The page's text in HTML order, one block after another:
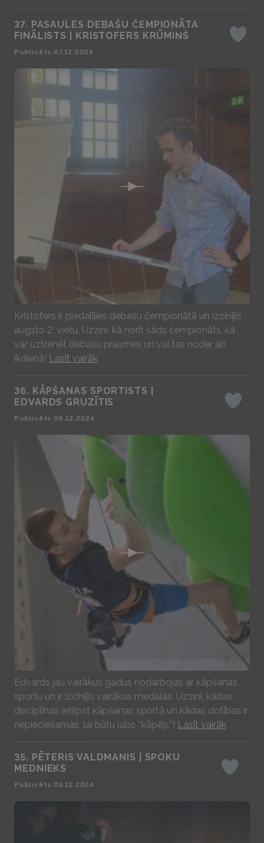
Play
Kristofers ir piedalījies debašu čempionātā un izcīnījis
augsto 2. vietu. Uzzini, kā norit šāds čempionāts, kā
var uztrenēt debašu prasmes un vai tas noder arī
ikdienā! Lasīt vairāk
37. PASAULES DEBAŠU ČEMPIONĀTA
FINĀLISTS | KRISTOFERS KRŪMIŅŠ
Publicēts 07.12.2024
Play
Edvards jau vairākus gadus nodarbojas ar kāpšanas
sportu un ir izcīnījis vairākas medaļas. Uzzini, kādas
disciplīnas ietilpst kāpšanas sportā un kādas dotības ir
nepieciešamas, lai būtu labs ''kāpējs''! Lasīt vairāk
36. KĀPŠANAS SPORTISTS |
EDVARDS GRUZĪTIS
Publicēts 06.12.2024
35. PĒTERIS VALDMANIS | SPOKU
MEDNIEKS
Publicēts 05.12.2024
Iepatikas